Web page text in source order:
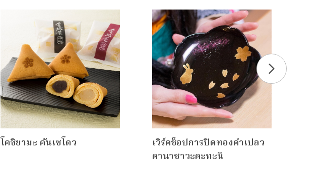
โคชิยามะ คันเซโดว
เวิร์คช็อปการปิดทองคำเปลว
คานาซาวะคะทะนิ